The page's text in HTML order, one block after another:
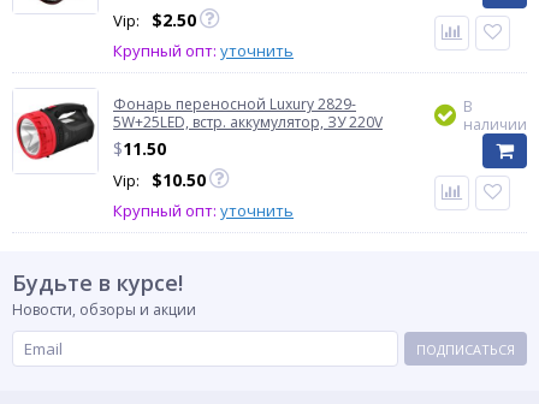
Vip: $2.50
Крупный опт: уточнить
Фонарь переносной Luxury 2829-
5W+25LED, встр. аккумулятор, ЗУ 220V
$11.50
Vip: $10.50
Крупный опт: уточнить
В
наличии
Будьте в курсе!
Новости, обзоры и акции
ПОДПИСАТЬСЯ